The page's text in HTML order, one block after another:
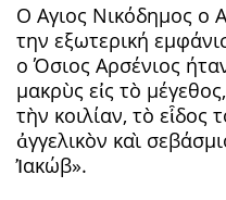
Ο Αγιος Νικόδημος ο
την εξωτερική
ο Όσιος Αρσένιος
μακρὺς εἰς τὸ
τὴν κοιλίαν, τὸ
ἀγγελικὸν καὶ
Ἰακώβ».